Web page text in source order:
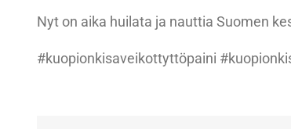
Nyt on aika huilata ja nauttia Suomen
#kuopionkisaveikottyttöpaini